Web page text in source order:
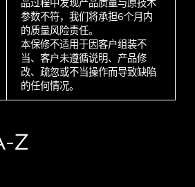
品过程中发现产品质量与原技术
参数不符，我们将承担6个月内
的质量风险责任。
本保修不适用于因客户组装不
当、客户未遵循说明、产品修
改、疏忽或不当操作而导致缺陷
的任何情况。
Z